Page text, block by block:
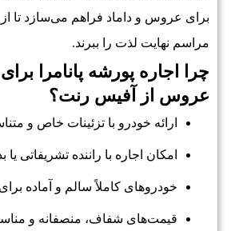
برای عروس و داماد فراهم می‌سازد تا
مراسم نهایت لذت را ببرند.
چرا اجاره پورشه پانامرا
عروس از آفیس رنت؟
ارائه خودرو با تزئینات خاص و
امکان اجاره با راننده تشریفاتی یا
خودروهای کاملاً سالم و آماده
قیمت‌های شفاف، منصفانه و